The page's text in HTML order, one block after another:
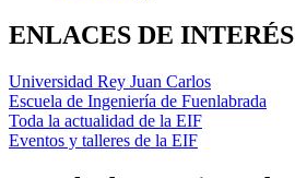
ENLACES DE INTERÉS
Universidad Rey Juan Carlos
Escuela de Ingeniería de Fuenlabrada
Toda la actualidad de la EIF
Eventos y talleres de la EIF